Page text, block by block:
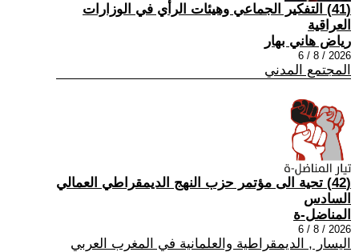
(41) التفكير الجماعي وهيئات الرأي في الوزارات
العراقية
رياض هاني بهار
2026 / 8 / 6
المجتمع المدني
(42) تحية الى مؤتمر حزب النهج الديمقراطي العمالي
السادس
المناضل-ة
2026 / 8 / 6
اليسار , الديمقراطية والعلمانية في المغرب العربي